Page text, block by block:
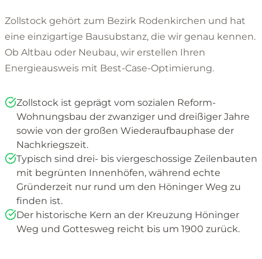
Zollstock gehört zum Bezirk Rodenkirchen und hat
eine einzigartige Bausubstanz, die wir genau kennen.
Ob Altbau oder Neubau, wir erstellen Ihren
Energieausweis mit Best-Case-Optimierung.
Zollstock ist geprägt vom sozialen Reform-
Wohnungsbau der zwanziger und dreißiger Jahre
sowie von der großen Wiederaufbauphase der
Nachkriegszeit.
Typisch sind drei- bis viergeschossige Zeilenbauten
mit begrünten Innenhöfen, während echte
Gründerzeit nur rund um den Höninger Weg zu
finden ist.
Der historische Kern an der Kreuzung Höninger
Weg und Gottesweg reicht bis um 1900 zurück.